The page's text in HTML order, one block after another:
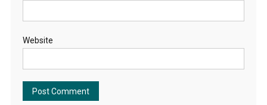
Website